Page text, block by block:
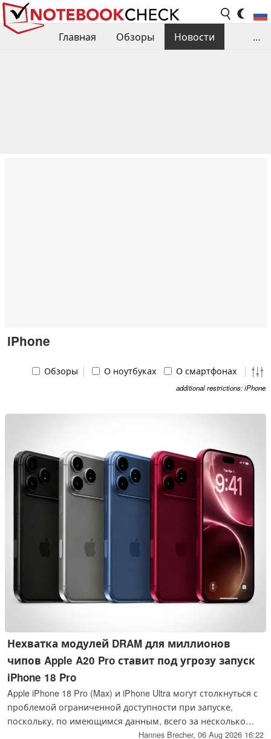
Главная Обзоры
Новости
...
iPhone
Обзоры О ноутбуках О смартфонах
additional restrictions: iPhone
Нехватка модулей DRAM для миллионов
чипов Apple A20 Pro ставит под угрозу запуск
iPhone 18 Pro
Apple iPhone 18 Pro (Max) и iPhone Ultra могут столкнуться с
проблемой ограниченной доступности при запуске,
поскольку, по имеющимся данным, всего за несколько
недель до анонса флагманских смартфонов у Apple в
Hannes Brecher, 06 Aug 2026 16:22